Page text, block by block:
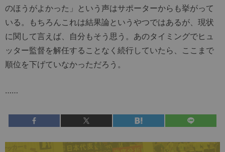
のほうがよかった」という声はサポーターからも挙がって
いる。もちろんこれは結果論というやつではあるが、現状
に関して言えば、自分もそう思う。あのタイミングでヒュ
ッター監督を解任することなく続行していたら、ここまで
順位を下げていなかっただろう。
……